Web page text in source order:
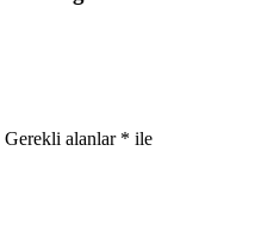
Gerekli alanlar * ile